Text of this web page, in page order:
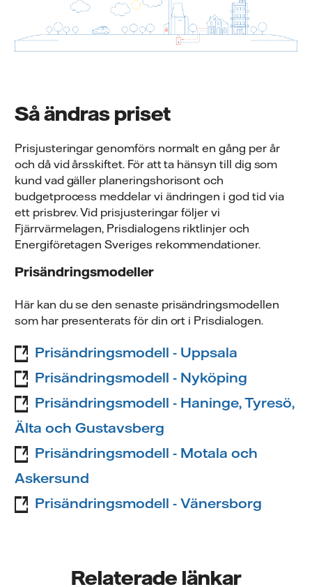
Så ändras priset
Prisjusteringar genomförs normalt en gång per år
och då vid årsskiftet. För att ta hänsyn till dig som
kund vad gäller planeringshorisont och
budgetprocess meddelar vi ändringen i god tid via
ett prisbrev. Vid prisjusteringar följer vi
Fjärrvärmelagen, Prisdialogens riktlinjer och
Energiföretagen Sveriges rekommendationer.
Prisändringsmodeller
Här kan du se den senaste prisändringsmodellen
som har presenterats för din ort i Prisdialogen.
Prisändringsmodell - Uppsala
Prisändringsmodell - Nyköping
Prisändringsmodell - Haninge, Tyresö,
Älta och Gustavsberg
Prisändringsmodell - Motala och
Askersund
Prisändringsmodell - Vänersborg
Relaterade länkar